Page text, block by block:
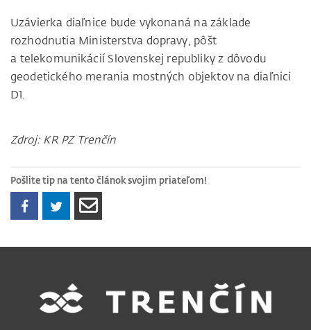
Uzávierka diaľnice bude vykonaná na základe
rozhodnutia Ministerstva dopravy, pôšt
a telekomunikácií Slovenskej republiky z dôvodu
geodetického merania mostných objektov na diaľnici
D1.
Zdroj: KR PZ Trenčín
Pošlite tip na tento článok svojim priateľom!